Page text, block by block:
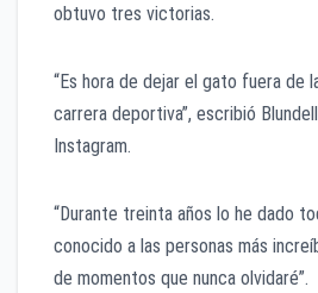
obtuvo tres victorias.
“Es hora de dejar el gato fuera de
carrera deportiva”, escribió
Instagram.
“Durante treinta años lo he dado
conocido a las personas más
de momentos que nunca olvidaré”.